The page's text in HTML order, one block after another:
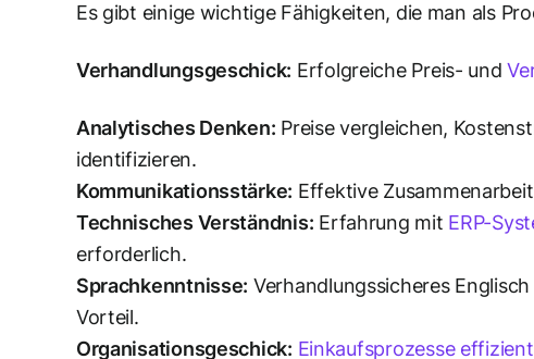
Es gibt einige wichtige Fähigkeiten, die man als
Verhandlungsgeschick: Erfolgreiche Preis- und
Analytisches Denken: Preise vergleichen,
identifizieren.
Kommunikationsstärke: Effektive
Technisches Verständnis: Erfahrung mit ERP-
erforderlich.
Sprachkenntnisse: Verhandlungssicheres
Vorteil.
Organisationsgeschick: Einkaufsprozesse